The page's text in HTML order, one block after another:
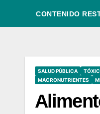
CONTENIDO
SALUD PÚBLICA
MACRONUTRIENTES